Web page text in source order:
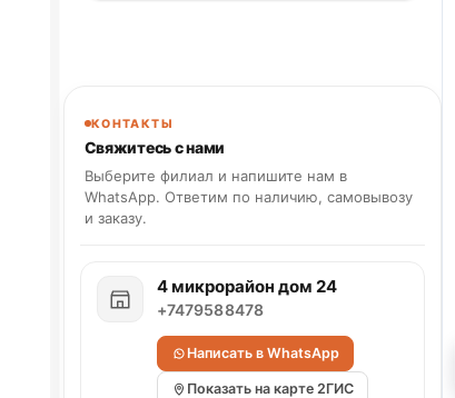
КОНТАКТЫ
Свяжитесь с нами
Выберите филиал и напишите нам в
WhatsApp. Ответим по наличию, самовывозу
и заказу.
4 микрорайон дом 24
+7479588478
Написать в WhatsApp
Показать на карте 2ГИС